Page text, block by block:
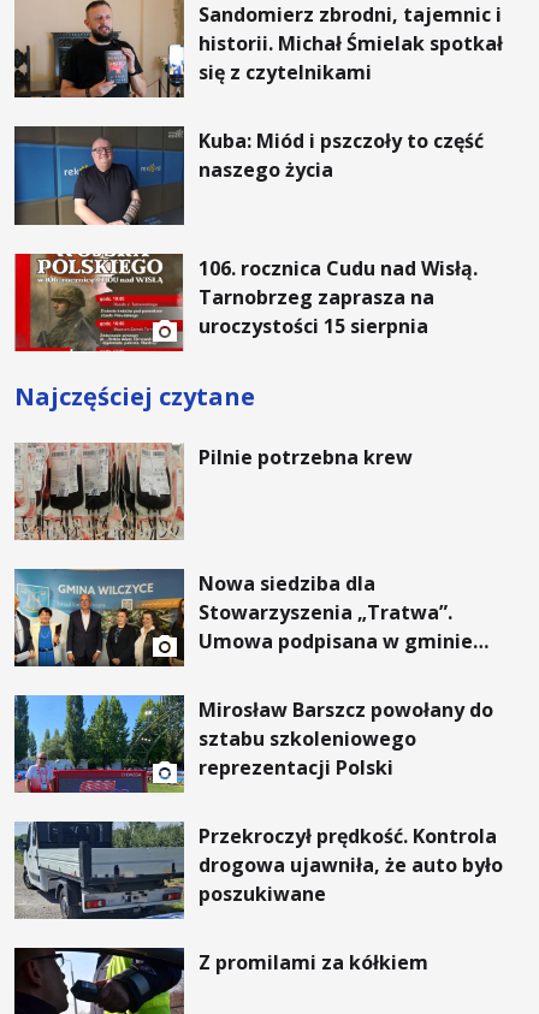
Sandomierz zbrodni, tajemnic i
historii. Michał Śmielak spotkał
się z czytelnikami
Kuba: Miód i pszczoły to część
naszego życia
106. rocznica Cudu nad Wisłą.
Tarnobrzeg zaprasza na
uroczystości 15 sierpnia
Najczęściej czytane
Pilnie potrzebna krew
Nowa siedziba dla
Stowarzyszenia „Tratwa”.
Umowa podpisana w gminie
Mirosław Barszcz powołany do
sztabu szkoleniowego
reprezentacji Polski
Przekroczył prędkość. Kontrola
drogowa ujawniła, że auto było
poszukiwane
Z promilami za kółkiem